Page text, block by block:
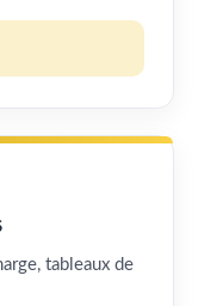
tableaux de